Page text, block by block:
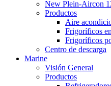
New Plein-Aircon
Productos
Aire
Frigoríficos
Frigoríficos
Centro de descarga
Marine
Visión General
Productos